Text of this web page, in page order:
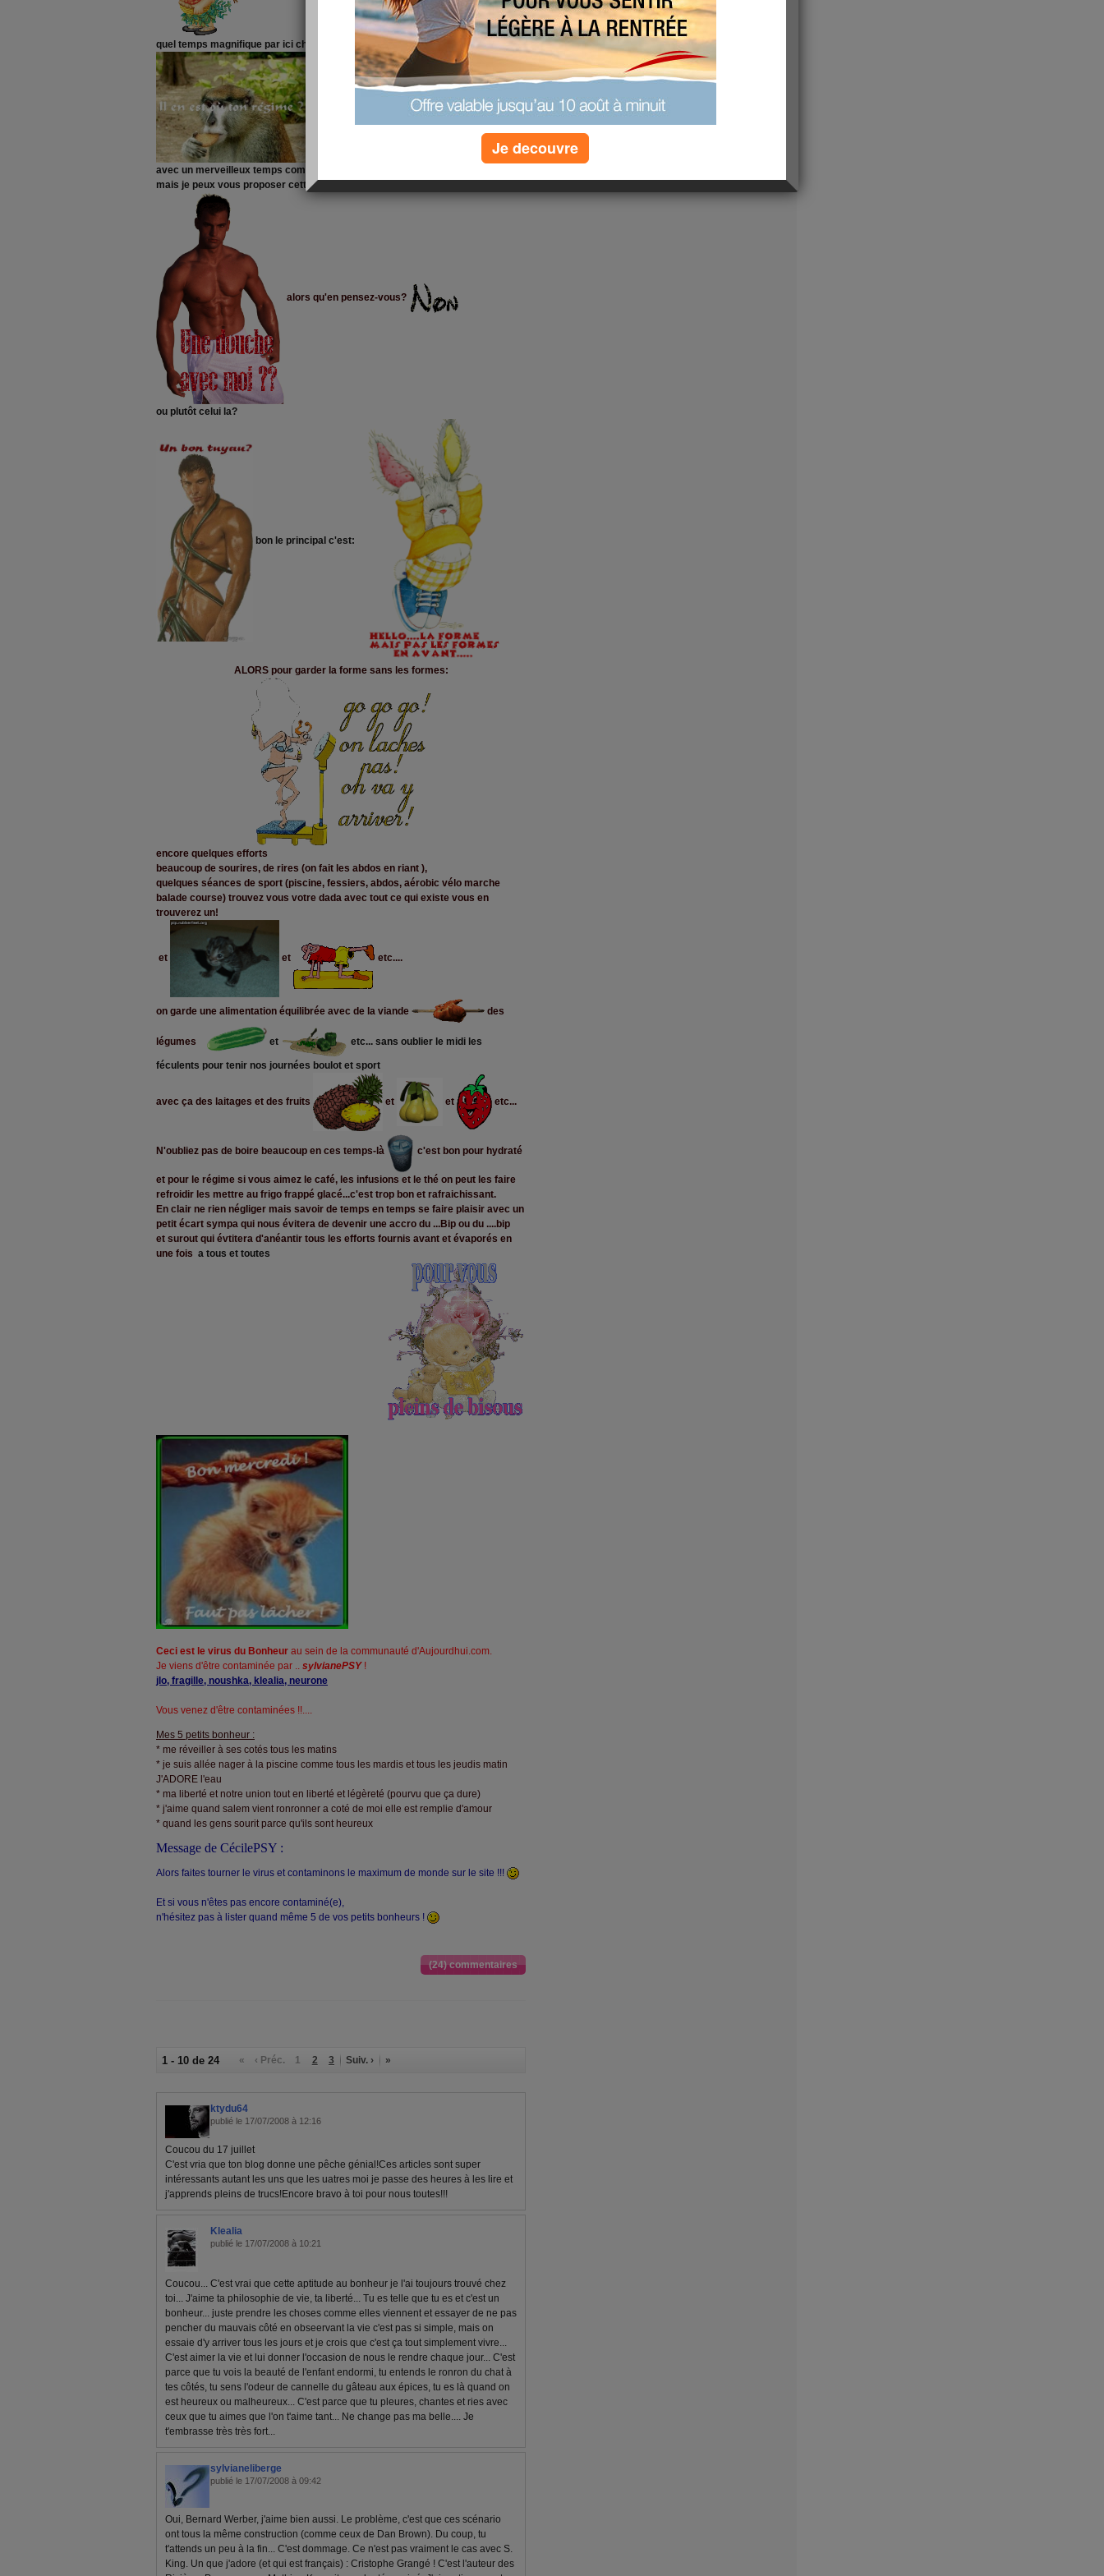
quel temps magnifique par ici chaleur et soleil ( le vent a fini par tomber)
avec un merveilleux temps comme ça on doit être 2 fois plus motivé non?
mais je peux vous proposer cette image pour la motivation
alors qu'en pensez-vous?
ou plutôt celui la?
bon le principal c'est:
ALORS pour garder la forme sans les formes:
encore quelques efforts
beaucoup de sourires, de rires (on fait les abdos en riant ),
quelques séances de sport (piscine, fessiers, abdos, aérobic vélo marche
balade course) trouvez vous votre dada avec tout ce qui existe vous en
trouverez un!
et et etc....
on garde une alimentation équilibrée avec de la viande des
légumes et etc... sans oublier le midi les
féculents pour tenir nos journées boulot et sport
avec ça des laitages et des fruits et et etc...
N'oubliez pas de boire beaucoup en ces temps-là c'est bon pour hydraté
et pour le régime si vous aimez le café, les infusions et le thé on peut les faire
refroidir les mettre au frigo frappé glacé...c'est trop bon et rafraichissant.
En clair ne rien négliger mais savoir de temps en temps se faire plaisir avec un
petit écart sympa qui nous évitera de devenir une accro du ...Bip ou du ....bip
et surout qui évtitera d'anéantir tous les efforts fournis avant et évaporés en
une fois a tous et toutes
Ceci est le virus du Bonheur au sein de la communauté d'Aujourdhui.com.
Je viens d'être contaminée par .. sylvianePSY!
jlo, fragille, noushka, klealia, neurone
Vous venez d'être contaminées !!....
Mes 5 petits bonheur :
* me réveiller à ses cotés tous les matins
* je suis allée nager à la piscine comme tous les mardis et tous les jeudis matin
J'ADORE l'eau
* ma liberté et notre union tout en liberté et légèreté (pourvu que ça dure)
* j'aime quand salem vient ronronner a coté de moi elle est remplie d'amour
* quand les gens sourit parce qu'ils sont heureux
Message de CécilePSY :
A lors faites tourner le virus et contaminons le maximum de monde sur le site !!!
Et si vous n'êtes pas encore contaminé(e),
n'hésitez pas à lister quand même 5 de vos petits bonheurs !
(24) commentaires
1 - 10 de 24 « ‹ Préc. 1 2 3 Suiv. › »
ktydu64
publié le 17/07/2008 à 12:16
Coucou du 17 juillet
C'est vria que ton blog donne une pêche génial!Ces articles sont super
intéressants autant les uns que les uatres moi je passe des heures à les lire et
j'apprends pleins de trucs!Encore bravo à toi pour nous toutes!!!
Klealia
publié le 17/07/2008 à 10:21
Coucou... C'est vrai que cette aptitude au bonheur je l'ai toujours trouvé chez
toi... J'aime ta philosophie de vie, ta liberté... Tu es telle que tu es et c'est un
bonheur... juste prendre les choses comme elles viennent et essayer de ne pas
pencher du mauvais côté en obseervant la vie c'est pas si simple, mais on
essaie d'y arriver tous les jours et je crois que c'est ça tout simplement vivre...
C'est aimer la vie et lui donner l'occasion de nous le rendre chaque jour... C'est
parce que tu vois la beauté de l'enfant endormi, tu entends le ronron du chat à
tes côtés, tu sens l'odeur de cannelle du gâteau aux épices, tu es là quand on
est heureux ou malheureux... C'est parce que tu pleures, chantes et ries avec
ceux que tu aimes que l'on t'aime tant... Ne change pas ma belle.... Je
t'embrasse très très fort...
sylvianeliberge
publié le 17/07/2008 à 09:42
Oui, Bernard Werber, j'aime bien aussi. Le problème, c'est que ces scénario
ont tous la même construction (comme ceux de Dan Brown). Du coup, tu
t'attends un peu à la fin... C'est dommage. Ce n'est pas vraiment le cas avec S.
King. Un que j'adore (et qui est français) : Cristophe Grangé ! C'est l'auteur des
Je decouvre